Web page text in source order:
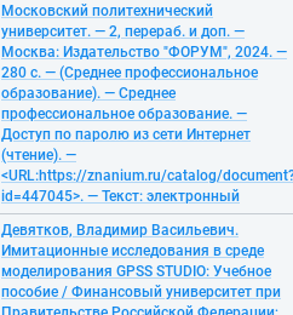
Московский политехнический
университет. — 2, перераб. и доп. —
Москва: Издательство "ФОРУМ", 2024. —
280 с. — (Среднее профессиональное
образование). — Среднее
профессиональное образование. —
Доступ по паролю из сети Интернет
(чтение). —
<URL:https://znanium.ru/catalog/
id=447045>. — Текст: электронный
Девятков, Владимир Васильевич.
Имитационные исследования в среде
моделирования GPSS STUDIO: Учебное
пособие / Финансовый университет при